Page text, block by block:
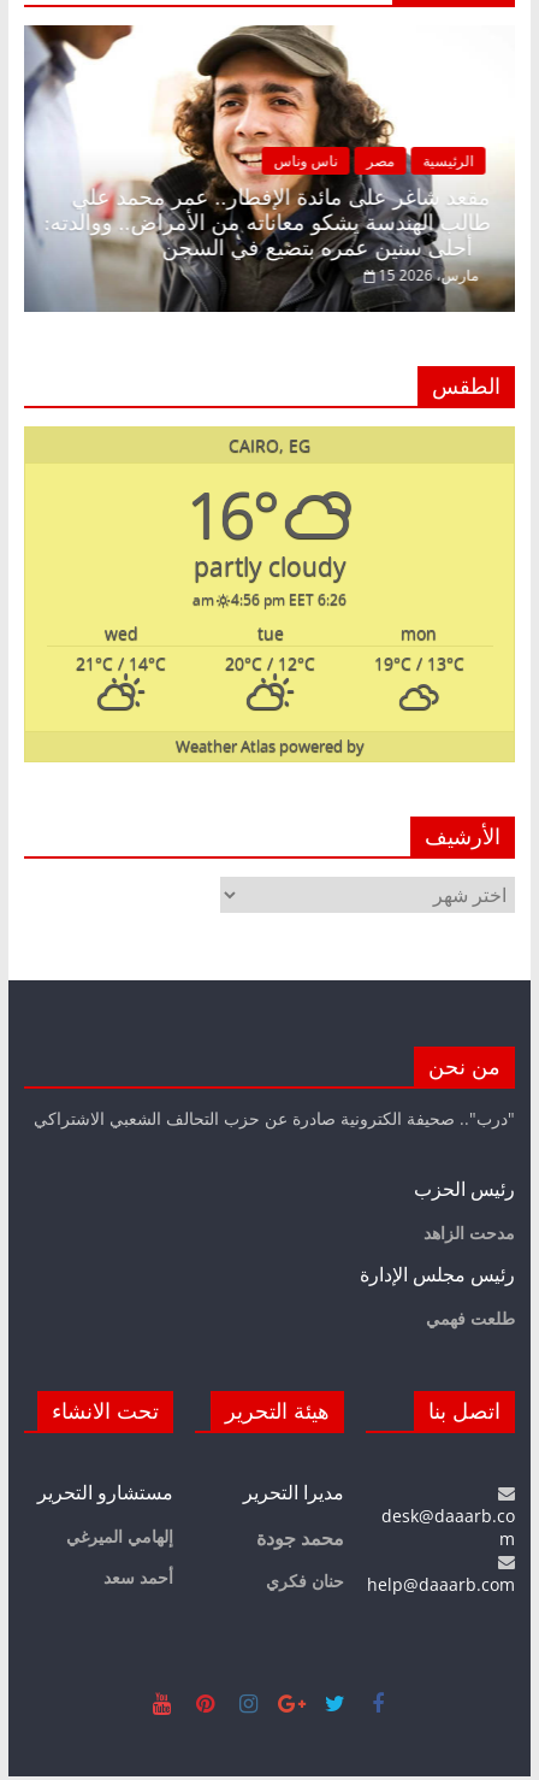
الرئيسية مصر ناس وناس
مقعد شاغر على مائدة الإفطار.. عمر محمد علي
طالب الهندسة يشكو معاناته من الأمراض.. ووالدته:
أحلى سنين عمره بتضيع في السجن
15 مارس، 2026
الطقس
CAIRO, EG
16°
partly cloudy
6:26 am
4:56 pm EET
mon
tue
wed
19°C/ 13°C
20°C / 12°C
21°C / 14°C
powered by
Weather Atlas
الأرشيف
الأرشيف
من نحن
"درب".. صحيفة الكترونية صادرة عن حزب التحالف الشعبي الاشتراكي
رئيس الحزب
مدحت الزاهد
رئيس مجلس الإدارة
طلعت فهمي
اتصل بنا
desk@daaarb.co
m
help@daaarb.com
هيئة التحرير
مديرا التحرير
محمد جودة
حنان فكري
تحت الانشاء
مستشارو التحرير
إلهامي الميرغي
أحمد سعد